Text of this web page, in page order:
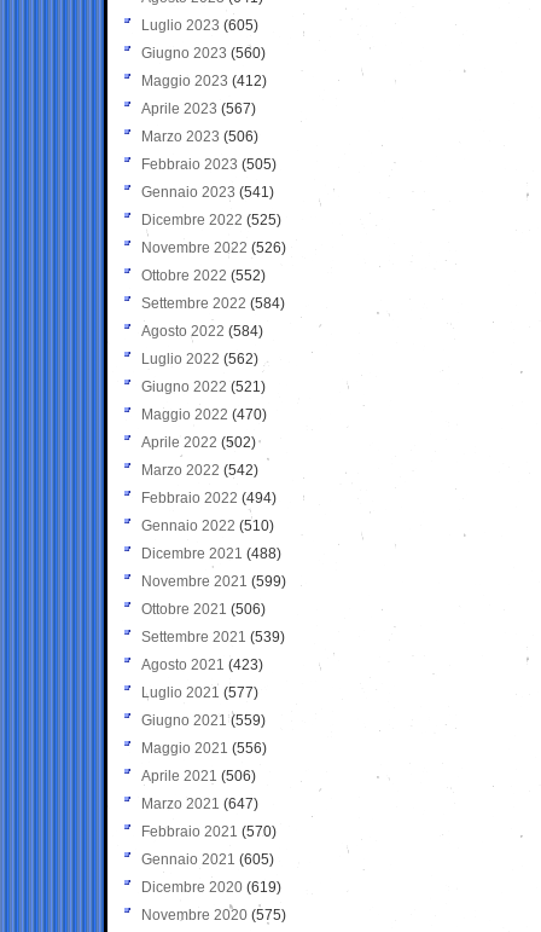
Luglio 2023 (605)
Giugno 2023 (560)
Maggio 2023 (412)
Aprile 2023 (567)
Marzo 2023 (506)
Febbraio 2023 (505)
Gennaio 2023 (541)
Dicembre 2022 (525)
Novembre 2022 (526)
Ottobre 2022 (552)
Settembre 2022 (584)
Agosto 2022 (584)
Luglio 2022 (562)
Giugno 2022 (521)
Maggio 2022 (470)
Aprile 2022 (502)
Marzo 2022 (542)
Febbraio 2022 (494)
Gennaio 2022 (510)
Dicembre 2021 (488)
Novembre 2021 (599)
Ottobre 2021 (506)
Settembre 2021 (539)
Agosto 2021 (423)
Luglio 2021 (577)
Giugno 2021(559)
Maggio 2021 (556)
Aprile 2021 (506)
Marzo 2021 (647)
Febbraio 2021 (570)
Gennaio 2021 (605)
Dicembre 2020 (619)
Novembre 2020 (575)